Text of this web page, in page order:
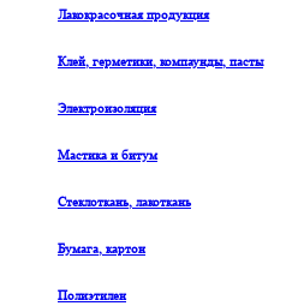
Лакокрасочная продукция
Клей, герметики, компаунды, пасты
Электроизоляция
Мастика и битум
Стеклоткань, лакоткань
Бумага, картон
Полиэтилен